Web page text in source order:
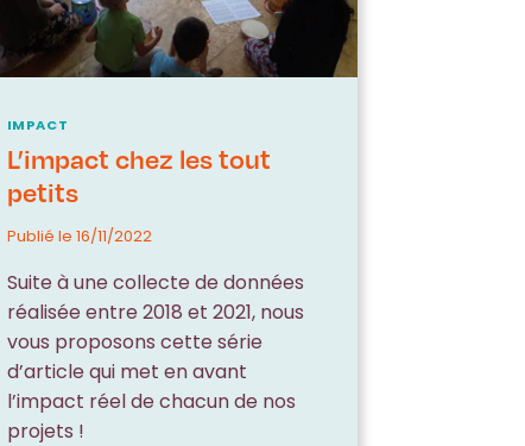
IMPACT
L’impact chez les tout
petits
Publié le 16/11/2022
Suite à une collecte de données
réalisée entre 2018 et 2021, nous
vous proposons cette série
d’article qui met en avant
l’impact réel de chacun de nos
projets !